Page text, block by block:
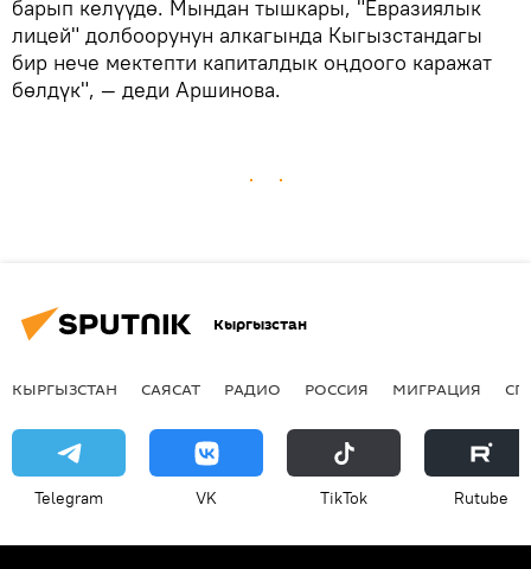
барып келүүдө. Мындан тышкары, "Евразиялык
лицей" долбоорунун алкагында Кыгызстандагы
бир нече мектепти капиталдык оңдоого каражат
бөлдүк", — деди Аршинова.
Кыргызстан
КЫРГЫЗСТАН САЯСАТ РАДИО РОССИЯ МИГРАЦИЯ
Telegram VK ТikТоk Rutube